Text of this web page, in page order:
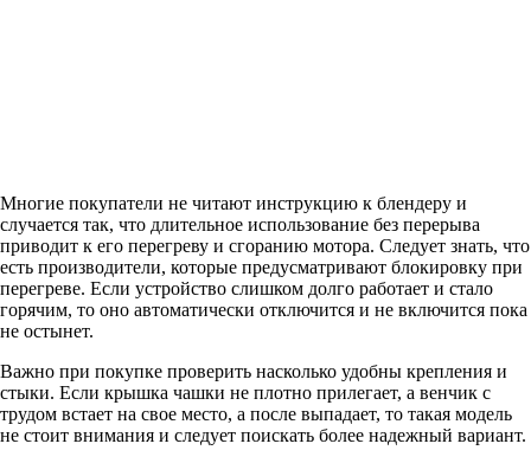
Многие покупатели не читают инструкцию к блендеру и
случается так, что длительное использование без перерыва
приводит к его перегреву и сгоранию мотора. Следует знать, что
есть производители, которые предусматривают блокировку при
перегреве. Если устройство слишком долго работает и стало
горячим, то оно автоматически отключится и не включится пока
не остынет.
Важно при покупке проверить насколько удобны крепления и
стыки. Если крышка чашки не плотно прилегает, а венчик с
трудом встает на свое место, а после выпадает, то такая модель
не стоит внимания и следует поискать более надежный вариант.